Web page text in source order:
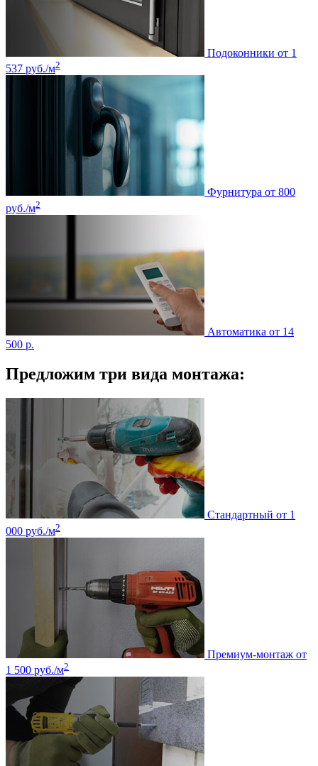
Подоконники от 1
537 руб./м2
Фурнитура от 800
руб./м2
Автоматика от 14
500 р.
Предложим три вида монтажа:
Стандартный от 1
000 руб./м2
Премиум-монтаж от
1 500 руб./м2